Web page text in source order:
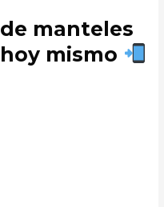
manteles
mismo